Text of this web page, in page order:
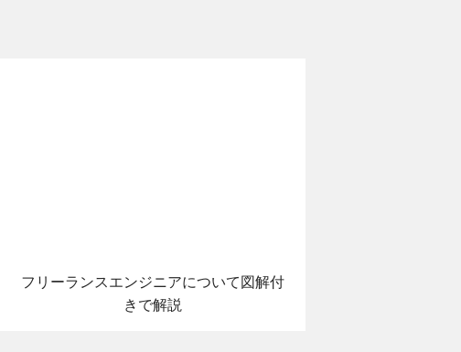
フリーランスエンジニアについて図解付
きで解説